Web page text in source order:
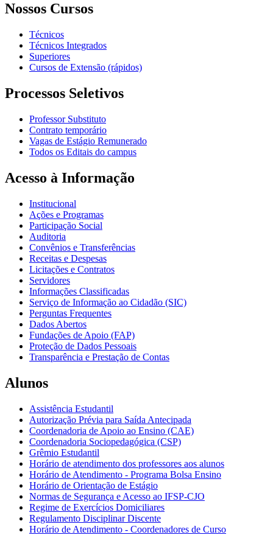
Nossos Cursos
Técnicos
Técnicos Integrados
Superiores
Cursos de Extensão (rápidos)
Processos Seletivos
Professor Substituto
Contrato temporário
Vagas de Estágio Remunerado
Todos os Editais do campus
Acesso à Informação
Institucional
Ações e Programas
Participação Social
Auditoria
Convênios e Transferências
Receitas e Despesas
Licitações e Contratos
Servidores
Informações Classificadas
Serviço de Informação ao Cidadão (SIC)
Perguntas Frequentes
Dados Abertos
Fundações de Apoio (FAP)
Proteção de Dados Pessoais
Transparência e Prestação de Contas
Alunos
Assistência Estudantil
Autorização Prévia para Saída Antecipada
Coordenadoria de Apoio ao Ensino (CAE)
Coordenadoria Sociopedagógica (CSP)
Grêmio Estudantil
Horário de atendimento dos professores aos alunos
Horário de Atendimento - Programa Bolsa Ensino
Horário de Orientação de Estágio
Normas de Segurança e Acesso ao IFSP-CJO
Regime de Exercícios Domiciliares
Regulamento Disciplinar Discente
Horário de Atendimento - Coordenadores de Curso